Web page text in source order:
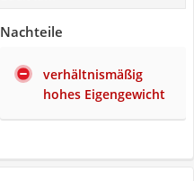
Nachteile
verhältnismäßig
hohes Eigengewicht